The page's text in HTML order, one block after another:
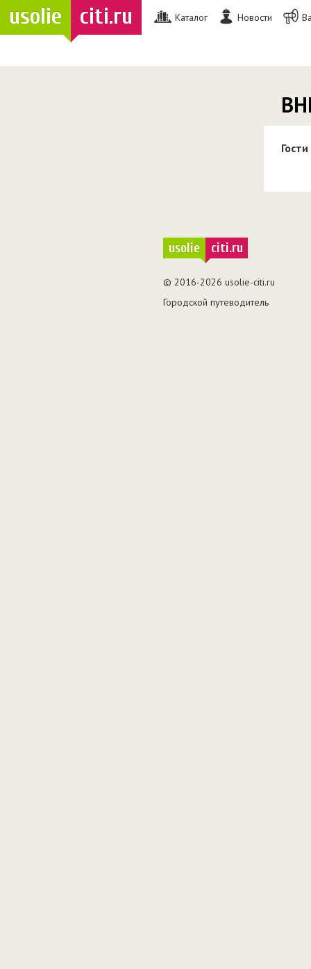
usolie citi.ru Каталог Новости
Гости
usolie citi.ru
© 2016-2026 usolie-citi.ru
Городской путеводитель